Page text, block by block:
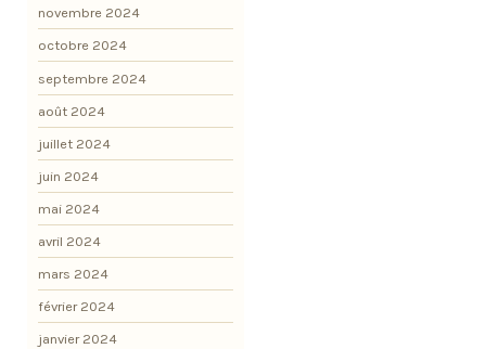
novembre 2024
octobre 2024
septembre 2024
août 2024
juillet 2024
juin 2024
mai 2024
avril 2024
mars 2024
février 2024
janvier 2024